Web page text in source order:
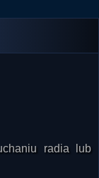
radia lub